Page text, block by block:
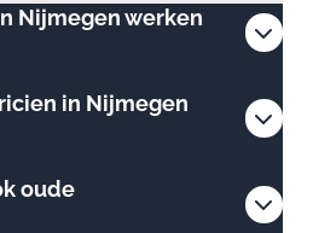
Nijmegen werken
in Nijmegen
oude